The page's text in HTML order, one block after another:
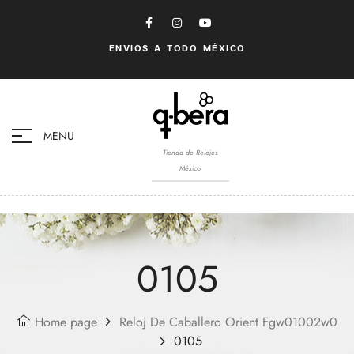
ENVIOS A TODO MÉXICO
MENU
Tienda de Relojes
México
0105
Home page
Reloj De Caballero Orient Fgw01002w0
0105